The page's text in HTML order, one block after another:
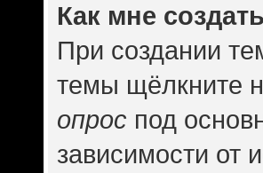
Как мне
При создании
темы щёлкните
опрос под
зависимости от